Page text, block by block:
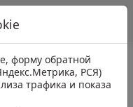
форму обратной
РСЯ)
трафика и показа